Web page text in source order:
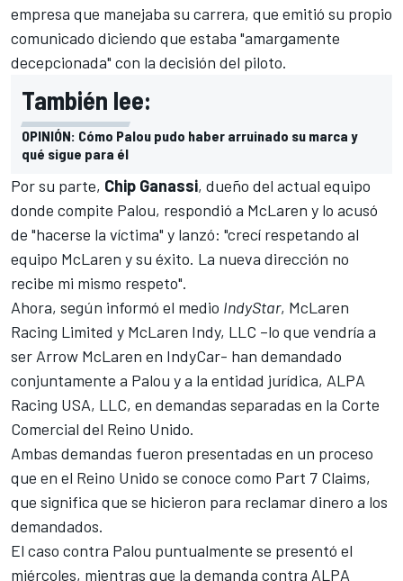
empresa que manejaba su carrera, que emitió su propio
comunicado diciendo que estaba "amargamente
decepcionada" con la decisión del piloto.
También lee:
OPINIÓN: Cómo Palou pudo haber arruinado su marca y
qué sigue para él
Por su parte, Chip Ganassi, dueño del actual equipo
donde compite Palou, respondió a McLaren y lo acusó
de "hacerse la víctima" y lanzó: "crecí respetando al
equipo McLaren y su éxito. La nueva dirección no
recibe mi mismo respeto".
Ahora, según informó el medio IndyStar, McLaren
Racing Limited y McLaren Indy, LLC –lo que vendría a
ser Arrow McLaren en IndyCar- han demandado
conjuntamente a Palou y a la entidad jurídica, ALPA
Racing USA, LLC, en demandas separadas en la Corte
Comercial del Reino Unido.
Ambas demandas fueron presentadas en un proceso
que en el Reino Unido se conoce como Part 7 Claims,
que significa que se hicieron para reclamar dinero a los
demandados.
El caso contra Palou puntualmente se presentó el
miércoles, mientras que la demanda contra ALPA